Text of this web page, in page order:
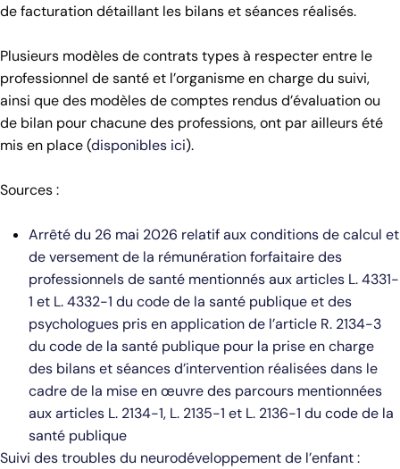
de facturation détaillant les bilans et séances réalisés.
Plusieurs modèles de contrats types à respecter entre le
professionnel de santé et l’organisme en charge du suivi,
ainsi que des modèles de comptes rendus d’évaluation ou
de bilan pour chacune des professions, ont par ailleurs été
mis en place (disponibles ici).
Sources :
Arrêté du 26 mai 2026 relatif aux conditions de calcul et
de versement de la rémunération forfaitaire des
professionnels de santé mentionnés aux articles L. 4331-
1 et L. 4332-1 du code de la santé publique et des
psychologues pris en application de l’article R. 2134-3
du code de la santé publique pour la prise en charge
des bilans et séances d’intervention réalisées dans le
cadre de la mise en œuvre des parcours mentionnées
aux articles L. 2134-1, L. 2135-1 et L. 2136-1 du code de la
santé publique
Suivi des troubles du neurodéveloppement de l’enfant :